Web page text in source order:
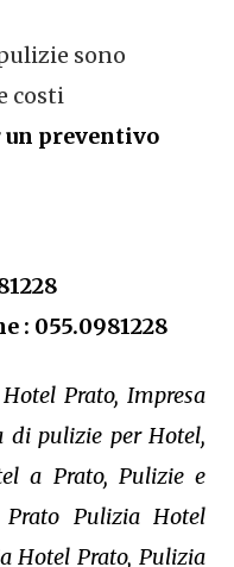
sono
costi
preventivo
: 055.0981228
Prato, Impresa
di pulizie per Hotel,
a Prato, Pulizie e
Prato Pulizia Hotel
Hotel Prato, Pulizia